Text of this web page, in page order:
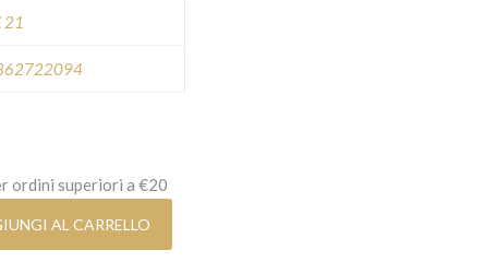
21
ordini superiori a €20
AL CARRELLO